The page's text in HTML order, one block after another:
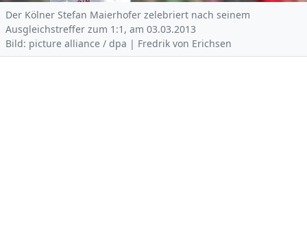
Der Kölner Stefan Maierhofer zelebriert nach seinem
Ausgleichstreffer zum 1:1, am 03.03.2013
Bild: picture alliance / dpa | Fredrik von Erichsen